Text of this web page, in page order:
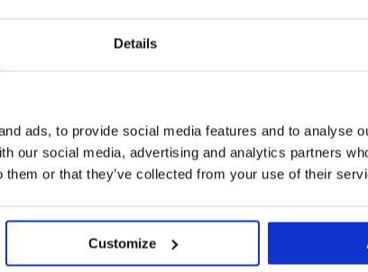
Details
ads, to provide social media features and to analyse
our social media, advertising and analytics partners
them or that they’ve collected from your use of their
Customize